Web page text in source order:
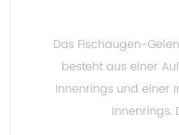
Das Fischaugen-
besteht aus einer
Innenrings und einer
Innenrings.